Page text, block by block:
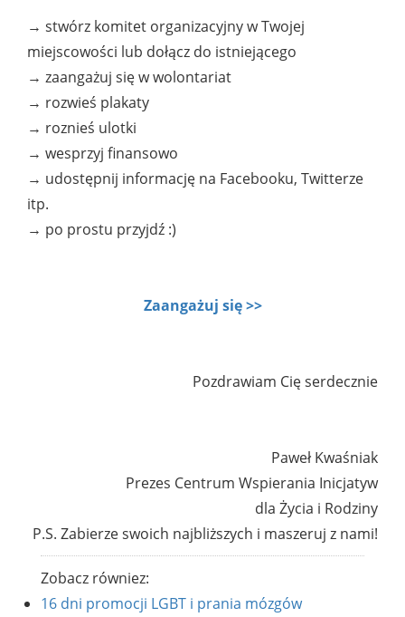
→ stwórz komitet organizacyjny w Twojej
miejscowości lub dołącz do istniejącego
→ zaangażuj się w wolontariat
→ rozwieś plakaty
→ roznieś ulotki
→ wesprzyj finansowo
→ udostępnij informację na Facebooku, Twitterze
itp.
→ po prostu przyjdź :)
Zaangażuj się >>
Pozdrawiam Cię serdecznie
Paweł Kwaśniak
Prezes Centrum Wspierania Inicjatyw
dla Życia i Rodziny
P.S. Zabierze swoich najbliższych i maszeruj z nami!
Zobacz równiez:
16 dni promocji LGBT i prania mózgów